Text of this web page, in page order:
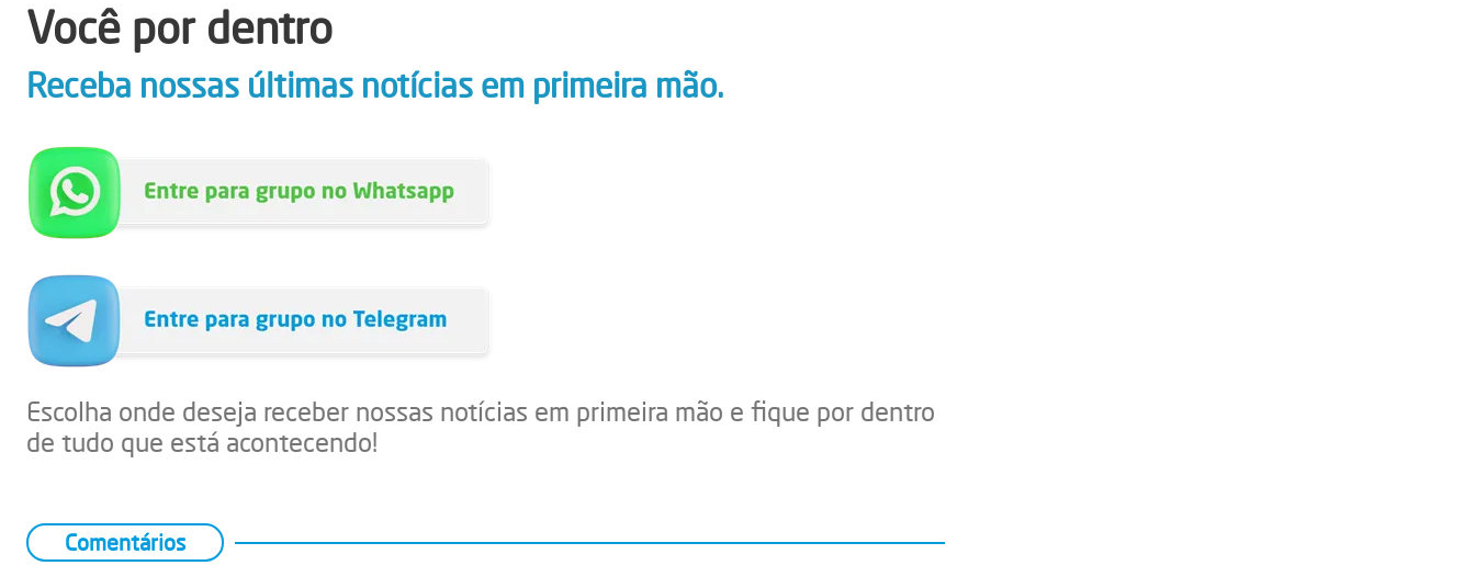
Você por dentro
Receba nossas últimas notícias em primeira mão.
Escolha onde deseja receber nossas notícias em primeira mão e fique por dentro
de tudo que está acontecendo!
Comentários